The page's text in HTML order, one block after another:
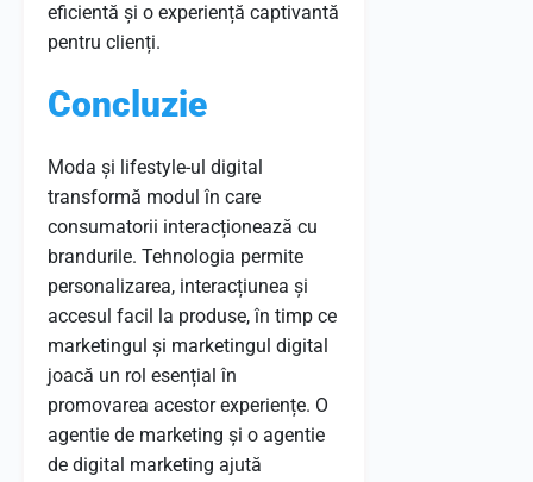
eficientă și o experiență captivantă
pentru clienți.
Concluzie
Moda și lifestyle-ul digital
transformă modul în care
consumatorii interacționează cu
brandurile. Tehnologia permite
personalizarea, interacțiunea și
accesul facil la produse, în timp ce
marketingul și marketingul digital
joacă un rol esențial în
promovarea acestor experiențe. O
agentie de marketing și o agentie
de digital marketing ajută